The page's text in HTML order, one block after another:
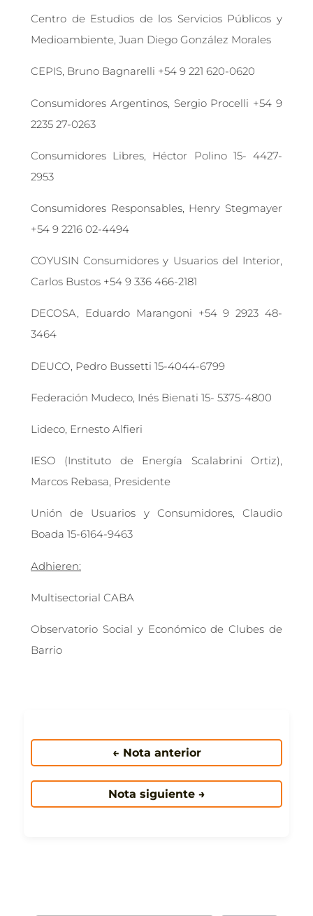
Centro de Estudios de los Servicios Públicos y
Medioambiente, Juan Diego González Morales
CEPIS, Bruno Bagnarelli +54 9 221 620-0620
Consumidores Argentinos, Sergio Procelli +54 9
2235 27-0263
Consumidores Libres, Héctor Polino 15- 4427-
2953
Consumidores Responsables, Henry Stegmayer
+54 9 2216 02-4494
COYUSIN Consumidores y Usuarios del Interior,
Carlos Bustos +54 9 336 466-2181
DECOSA, Eduardo Marangoni +54 9 2923 48-
3464
DEUCO, Pedro Bussetti 15-4044-6799
Federación Mudeco, Inés Bienati 15- 5375-4800
Lideco, Ernesto Alfieri
IESO (Instituto de Energía Scalabrini Ortiz),
Marcos Rebasa, Presidente
Unión de Usuarios y Consumidores, Claudio
Boada 15-6164-9463
Adhieren:
Multisectorial CABA
Observatorio Social y Económico de Clubes de
Barrio
← Nota anterior
Nota siguiente →